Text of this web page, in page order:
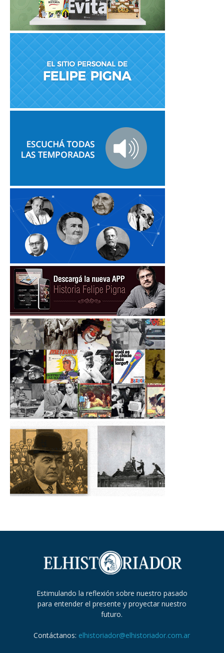
Estimulando la reflexión sobre nuestro pasado
para entender el presente y proyectar nuestro
futuro.
Contáctanos: elhistoriador@elhistoriador.com.ar